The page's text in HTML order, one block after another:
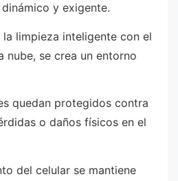
y exigente.
limpieza inteligente con el
nube, se crea un entorno
quedan protegidos contra
o daños físicos en el
del celular se mantiene